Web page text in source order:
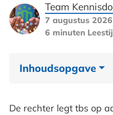
Team
7 augustus 2026
6 minuten
Inhoudsopgave
De rechter legt tbs op